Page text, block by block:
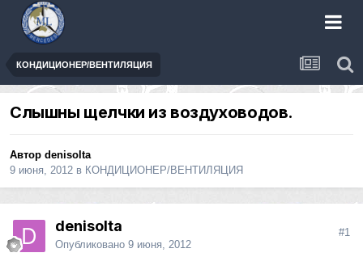
КОНДИЦИОНЕР/ВЕНТИЛЯЦИЯ
Слышны щелчки из воздуховодов.
Автор denisolta
9 июня, 2012 в КОНДИЦИОНЕР/ВЕНТИЛЯЦИЯ
denisolta
Опубликовано 9 июня, 2012
#1